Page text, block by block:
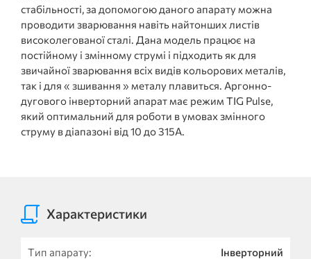
стабільності, за допомогою даного апарату можна
проводити зварювання навіть найтонших листів
високолегованої сталі. Дана модель працює на
постійному і змінному струмі і підходить як для
звичайної зварювання всіх видів кольорових металів,
так і для « зшивання » металу плавиться. Аргонно-
дугового інверторний апарат має режим TIG Pulse,
який оптимальний для роботи в умовах змінного
струму в діапазоні від 10 до 315А.
Характеристики
Тип апарату: Інверторний